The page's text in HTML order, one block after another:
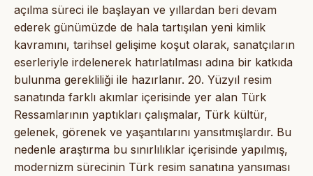
açılma süreci ile başlayan ve yıllardan beri devam
ederek günümüzde de hala tartışılan yeni kimlik
kavramını, tarihsel gelişime koşut olarak, sanatçıların
eserleriyle irdelenerek hatırlatılması adına bir katkıda
bulunma gerekliliği ile hazırlanır. 20. Yüzyıl resim
sanatında farklı akımlar içerisinde yer alan Türk
Ressamlarının yaptıkları çalışmalar, Türk kültür,
gelenek, görenek ve yaşantılarını yansıtmışlardır. Bu
nedenle araştırma bu sınırlılıklar içerisinde yapılmış,
modernizm sürecinin Türk resim sanatına yansıması